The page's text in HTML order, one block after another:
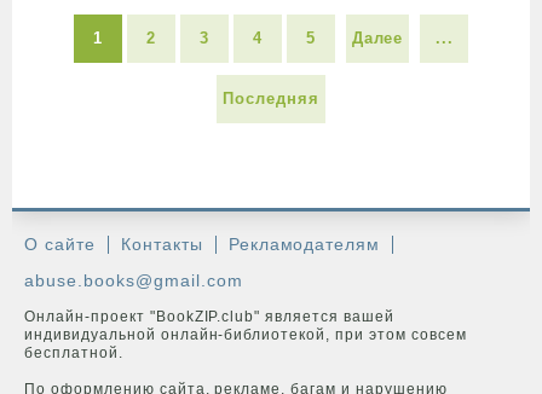
1 2 3 4 5 Далее ...
Последняя
О сайте Контакты
Рекламодателям
abuse.books@gmail.com
Онлайн-проект "BookZIP.club" является вашей
индивидуальной онлайн-библиотекой, при этом совсем
бесплатной.
По оформлению сайта, рекламе, багам и нарушению